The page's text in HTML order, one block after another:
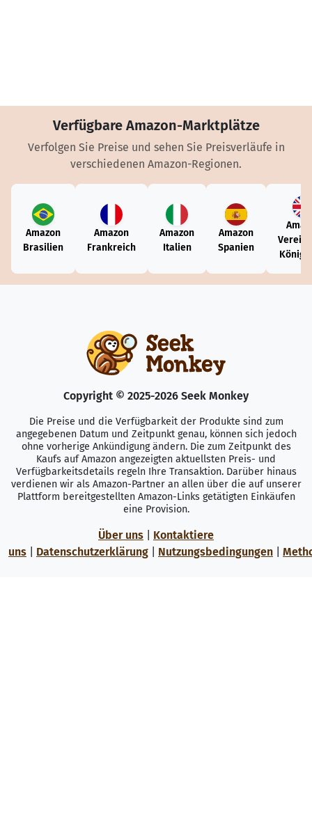
Verfügbare Amazon-Marktplätze
Verfolgen Sie Preise und sehen Sie Preisverläufe in
verschiedenen Amazon-Regionen.
Amazon
Brasilien
Amazon
Frankreich
Amazon
Italien
Amazon
Spanien
Copyright © 2025-2026 Seek Monkey
Die Preise und die Verfügbarkeit der Produkte sind zum
angegebenen Datum und Zeitpunkt genau, können sich jedoch
ohne vorherige Ankündigung ändern. Die zum Zeitpunkt des
Kaufs auf Amazon angezeigten aktuellsten Preis- und
Verfügbarkeitsdetails regeln Ihre Transaktion. Darüber hinaus
verdienen wir als Amazon-Partner an allen über die auf unserer
Plattform bereitgestellten Amazon-Links getätigten Einkäufen
eine Provision.
Über uns
Kontaktiere
uns
Datenschutzerklärung Nutzungsbedingungen